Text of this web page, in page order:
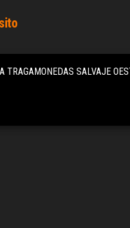
TRAGAMONEDAS SALVAJE